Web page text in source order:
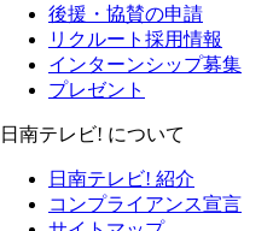
後援・協賛の申請
リクルート採用情報
インターンシップ募集
プレゼント
日南テレビ! について
日南テレビ! 紹介
コンプライアンス宣言